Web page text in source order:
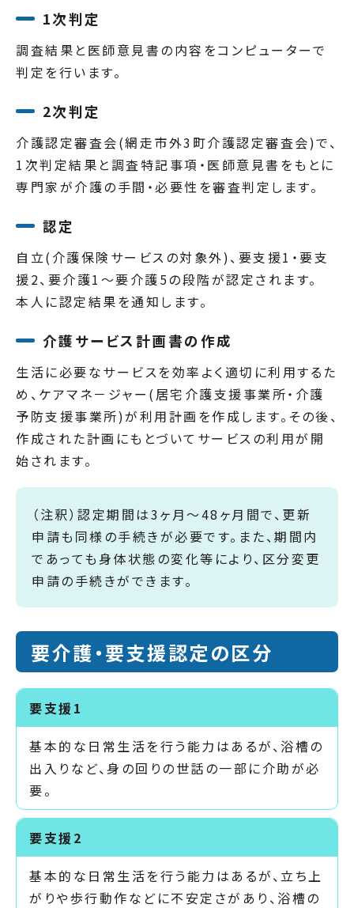
1次判定
調査結果と医師意見書の内容をコンピューターで
判定を行います。
2次判定
介護認定審査会(網走市外3町介護認定審査会)で、
1次判定結果と調査特記事項・医師意見書をもとに
専門家が介護の手間・必要性を審査判定します。
認定
自立(介護保険サービスの対象外)、要支援1・要支
援2、要介護1～要介護5の段階が認定されます。
本人に認定結果を通知します。
介護サービス計画書の作成
生活に必要なサービスを効率よく適切に利用するた
め、ケアマネ－ジャー(居宅介護支援事業所・介護
予防支援事業所)が利用計画を作成します。その後、
作成された計画にもとづいてサービスの利用が開
始されます。
（注釈）認定期間は3ヶ月～48ヶ月間で、更新
申請も同様の手続きが必要です。また、期間内
であっても身体状態の変化等により、区分変更
申請の手続きができます。
要介護・要支援認定の区分
要支援1
基本的な日常生活を行う能力はあるが、浴槽の
出入りなど、身の回りの世話の一部に介助が必
要。
要支援2
基本的な日常生活を行う能力はあるが、立ち上
がりや歩行動作などに不安定さがあり、浴槽の